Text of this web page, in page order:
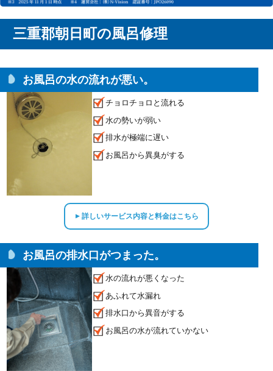
三重郡朝日町の風呂修理
お風呂の水の流れが悪い。
チョロチョロと流れる
水の勢いが弱い
排水が極端に遅い
お風呂から異臭がする
▲詳しいサービス内容と料金はこちら
お風呂の排水口がつまった。
水の流れが悪くなった
あふれて水漏れ
排水口から異音がする
お風呂の水が流れていかない